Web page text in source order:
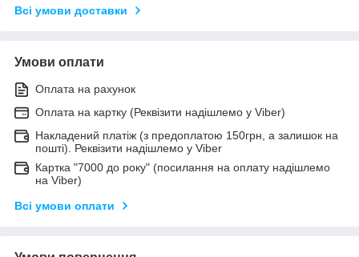
Всі умови доставки
Умови оплати
Оплата на рахунок
Оплата на картку (Реквізити надішлемо у Viber)
Накладений платіж (з предоплатою 150грн, а залишок на
пошті). Реквізити надішлемо у Viber
Картка "7000 до року" (посилання на оплату надішлемо
на Viber)
Всі умови оплати